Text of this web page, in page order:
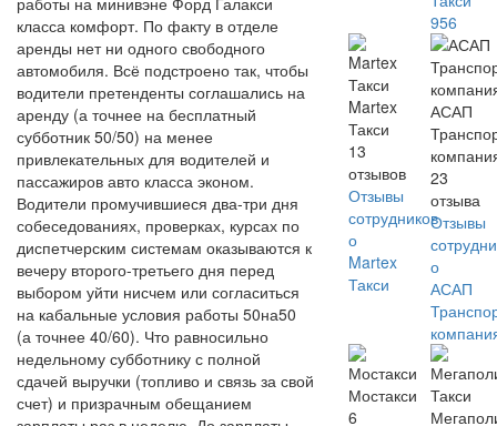
класса комфорт. По факту в отделе
аренды нет ни одного свободного
автомобиля. Всё подстроено так, чтобы
водители претенденты соглашались на
аренду (а точнее на бесплатный
субботник 50/50) на менее
привлекательных для водителей и
пассажиров авто класса эконом.
Водители промучившиеся два-три дня
собеседованиях, проверках, курсах по
диспетчерским системам оказываются к
вечеру второго-третьего дня перед
выбором уйти нисчем или согласиться
на кабальные условия работы 50на50
(а точнее 40/60). Что равносильно
недельному субботнику с полной
сдачей выручки (топливо и связь за свой
счет) и призрачным обещанием
956
Martex
Такси
13
отзывов
Отзывы
сотрудников
о
Martex
Такси
АСАП
23
отзыва
Отзывы
о
АСАП
Мостакси
6